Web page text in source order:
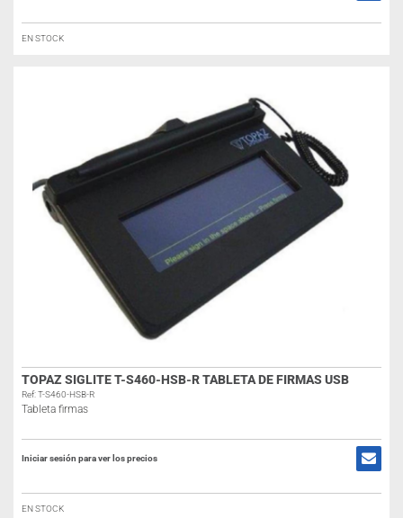
EN STOCK
TOPAZ SIGLITE T-S460-HSB-R TABLETA DE FIRMAS USB
Ref: T-S460-HSB-R
Tableta firmas
Iniciar sesión para ver los precios
EN STOCK